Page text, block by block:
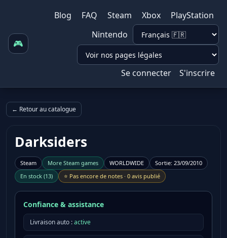
🎮
Blog FAQ Steam Xbox
PlayStation
Nintendo
Se connecter S'inscrire
← Retour au catalogue
Darksiders
Steam More Steam games WORLDWIDE Sortie: 23/09/2010
En stock (13) ⭐ Pas encore de notes · 0 avis publié
Confiance & assistance
Livraison auto :active